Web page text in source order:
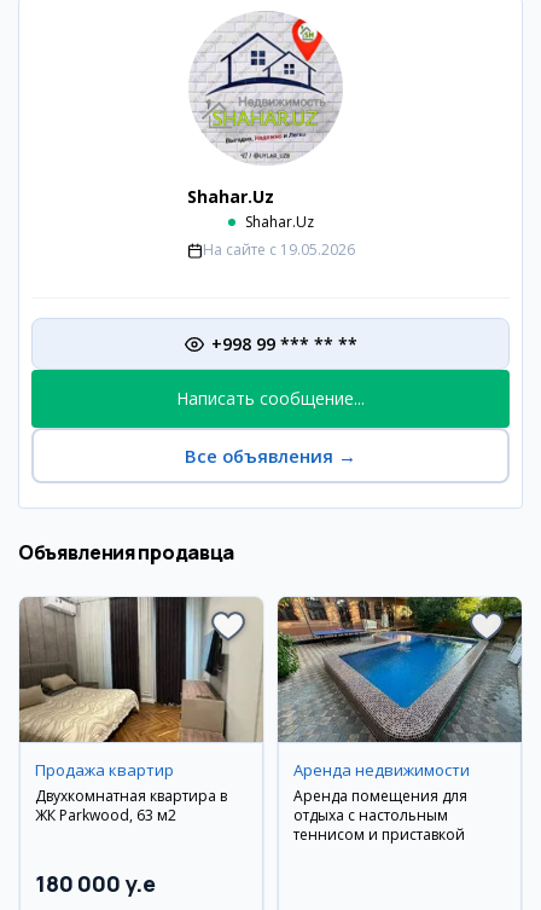
Shahar.Uz
Shahar.Uz
На сайте с 19.05.2026
+998 99 *** ** **
Написать сообщение...
Все объявления →
Объявления продавца
Продажа квартир
Двухкомнатная квартира в
ЖК Parkwood, 63 м2
180 000 y.e
Аренда недвижимости
Аренда помещения для
отдыха с настольным
теннисом и приставкой